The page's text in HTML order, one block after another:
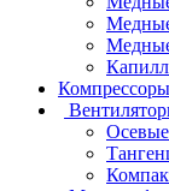
Компрессоры